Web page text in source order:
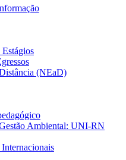
(NEaD)
Ambiental: UNI-RN
Internacionais